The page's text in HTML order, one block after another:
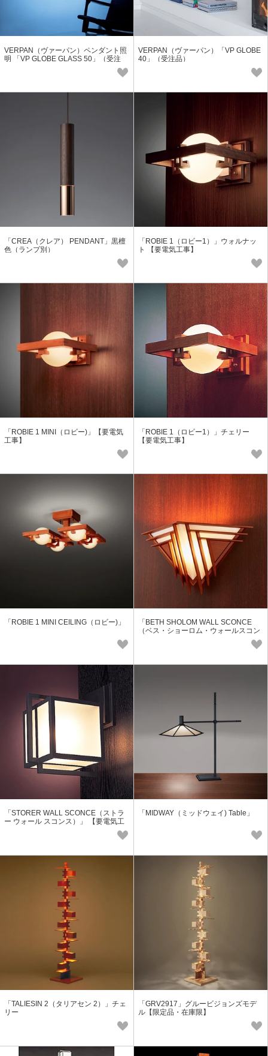
VERPAN（ヴァーパン）ペンダント照
明 「VP GLOBE GLASS 50」（受注
VERPAN（ヴァーパン）「VP GLOBE
40」（受注品）
「CREA（クレア） PENDANT」黒檀
色（ランプ別）
「ROBIE 1（ロビー1）」ウォルナッ
ト 【要電気工事】
「ROBIE 1 MINI（ロビー)」【要電気
工事】
「ROBIE 1（ロビー1）」チェリー
【要電気工事】
「ROBIE 1 MINI CEILING（ロビー)」
「BETH SHOLOM WALL SCONCE
（ベス・ショーロム・ウォールスコン
「STORER WALL SCONCE（ストラ
ー ウォール スコンス）」 【要電気工
「MIDWAY（ミッドウェイ) Table」
「TALIESIN 2（タリアセン 2）」チェ
リー
「GRV2917」グルービジョンズモデ
ル【限定品・在庫限】